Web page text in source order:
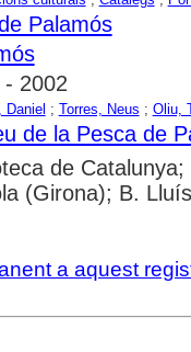
Palamós
- 2002
Daniel ; Torres, Neus ; Oliu,
de la Pesca de
de
(Girona); B.
a aquest